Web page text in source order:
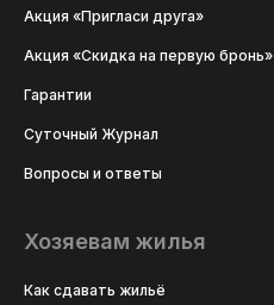
Акция «Пригласи друга»
Акция «Скидка на первую бронь»
Гарантии
Суточный Журнал
Вопросы и ответы
Хозяевам жилья
Как сдавать жильё